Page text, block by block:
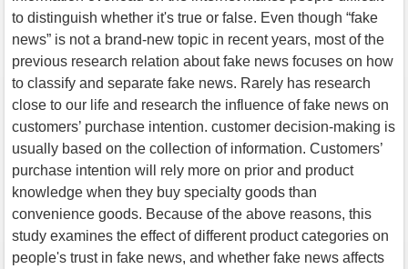
to distinguish whether it's true or false. Even though “fake
news” is not a brand-new topic in recent years, most of the
previous research relation about fake news focuses on how
to classify and separate fake news. Rarely has research
close to our life and research the influence of fake news on
customers’ purchase intention. customer decision-making is
usually based on the collection of information. Customers’
purchase intention will rely more on prior and product
knowledge when they buy specialty goods than
convenience goods. Because of the above reasons, this
study examines the effect of different product categories on
people's trust in fake news, and whether fake news affects